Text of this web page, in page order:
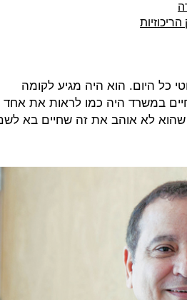
כל היום. הוא היה מגיע לקומה
במשרד היה כמו לראות את אחד
שהוא לא אוהב את זה שחיים בא